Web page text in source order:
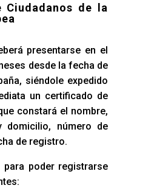
Ciudadanos de la
presentarse en el
desde la fecha de
siéndole expedido
un certificado de
constará el nombre,
domicilio, número de
de registro.
para poder registrarse